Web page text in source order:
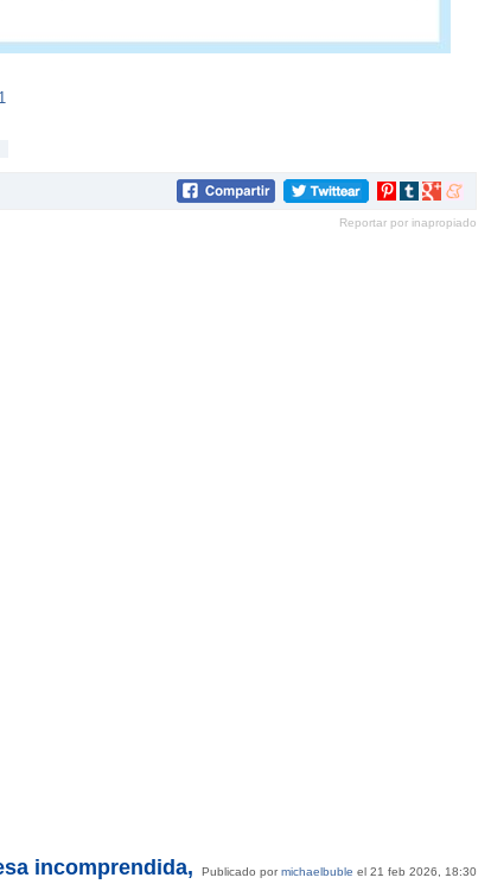
Compartir
Pinterest
Compartir
tumblr
Compartir
Google+
Reportar por inapropiado
Publicado pormichaelbuble el 21 feb 2026, 18:30
incomprendida,